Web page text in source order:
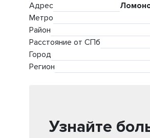
Адрес
Метро
Район
Расстояние от СПб
Город
Регион
Узнайте